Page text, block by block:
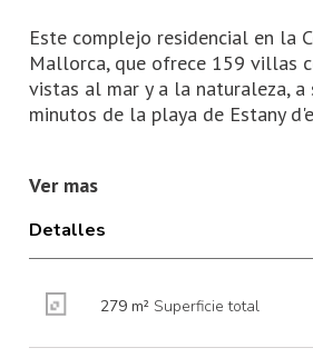
Este complejo residencial en la
Mallorca, que ofrece 159 villas
vistas al mar y a la naturaleza, a
minutos de la playa de Estany
finalización prevista para el
Nuestras viviendas pareadas y
dormitorios cuentan con
m² (dependiendo del modelo de
sacados de los planos), en un
62.000 m².
Ver mas
Detalles
279 m² Superficie total